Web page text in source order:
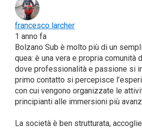
fran­ce­sco lar­cher
1 anno fa
Bol­za­no Sub è mol­to più di un
quea: è una vera e pro­pria comu­ni­tà
dove pro­fes­sio­na­li­tà e pas­sio­ne si
pri­mo con­tat­to si per­ce­pi­sce
con cui ven­go­no orga­niz­za­te le
prin­ci­pian­ti alle immer­sio­ni più
La socie­tà è ben strut­tu­ra­ta,